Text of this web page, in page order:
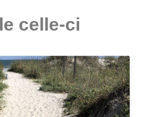
celle-ci